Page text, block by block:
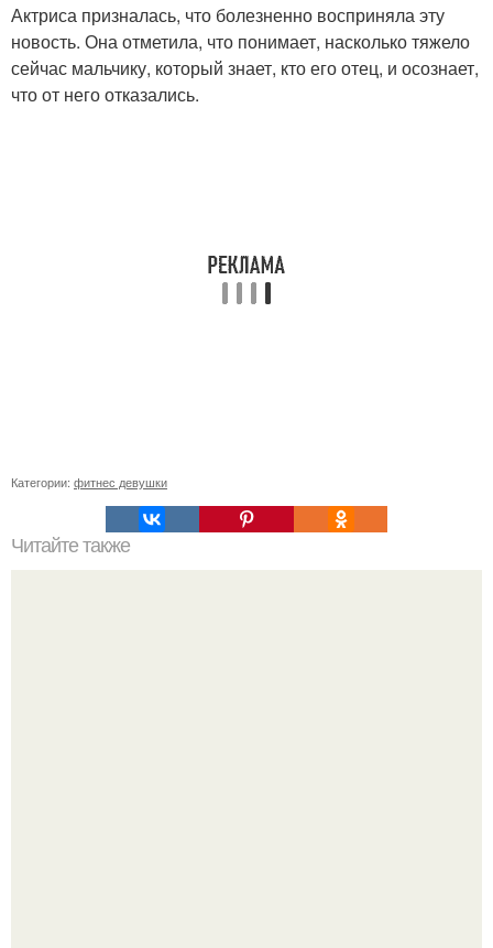
Актриса призналась, что болезненно восприняла эту
новость. Она отметила, что понимает, насколько тяжело
сейчас мальчику, который знает, кто его отец, и осознает,
что от него отказались.
Категории: фитнес девушки
Читайте также